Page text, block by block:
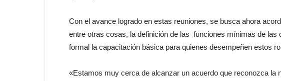
Con el avance logrado en estas reuniones, se busca ahora
entre otras cosas, la definición de las funciones mínimas de las
formal la capacitación básica para quienes desempeñen estos
«Estamos muy cerca de alcanzar un acuerdo que reconozca la